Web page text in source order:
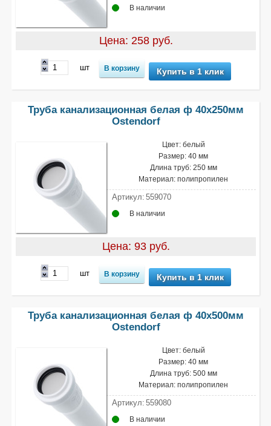
В наличии
Цена: 258 руб.
шт Купить в 1 клик
Труба канализационная белая ф 40х250мм
Ostendorf
Цвет: белый
Размер: 40 мм
Длина труб: 250 мм
Материал: полипропилен
Артикул: 559070
В наличии
Цена: 93 руб.
шт Купить в 1 клик
Труба канализационная белая ф 40х500мм
Ostendorf
Цвет: белый
Размер: 40 мм
Длина труб: 500 мм
Материал: полипропилен
Артикул: 559080
В наличии